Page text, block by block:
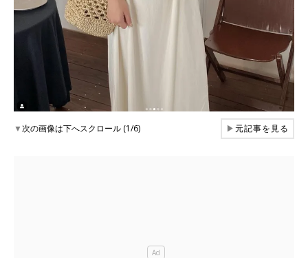
▼次の画像は下へスクロール (1/6) ▶元記事を見る